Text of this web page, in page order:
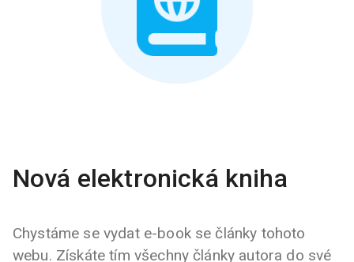
Nová elektronická kniha
Chystáme se vydat e-book se články tohoto
webu. Získáte tím všechny články autora do své